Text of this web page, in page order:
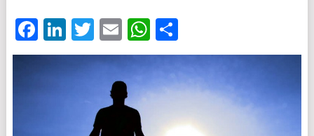
Facebook
LinkedIn
Twitter
EmailWhatsApp
分
享